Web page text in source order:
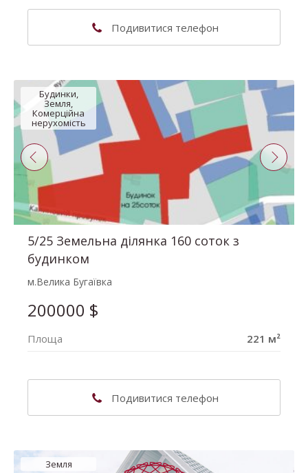
(063) 302-41-82
Наталія Володимирівна
Подивитися телефон
Будинки,
Земля,
Комерційна
нерухомість
5/25 Земельна ділянка 160 соток з
будинком
м.Велика Бугаївка
200000 $
Площа 221 м²
(063) 302-41-82
Наталія Володимирівна
Подивитися телефон
Земля